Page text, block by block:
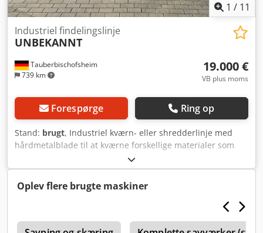
1 / 11
Tauberbischofsheim
739 km
Industriel findelingslinje
UNBEKANNT
19.000 €
VB plus moms
Forespørge Ring op
Stand: brugt, Industriel kværn- eller shredderlinje med
hårdmetalblade til at kværne forskellige materialer som
træ, pap, glasfibermåtter eller lignende, f.eks. som
forbehandling til genanvendelsesprocesser. Anlægget
består af to indførings-transportbånd, en kværn, en
transportventilator og et lydisoleret kabinet. Tekniske data:
Indgangsbredde: 550 mm Credpfjzrx Hdsx Ah Aef -
Oplev flere brugte maskiner